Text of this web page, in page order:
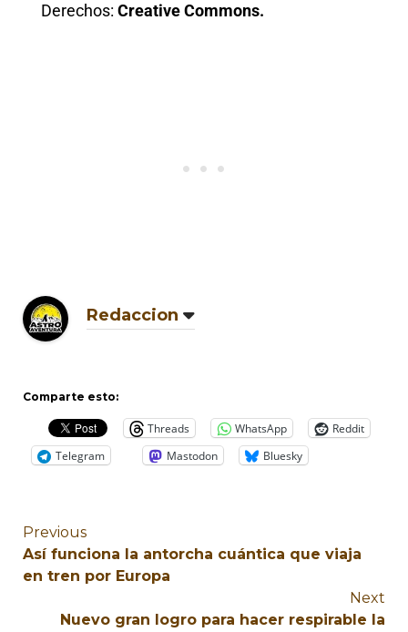
Derechos: Creative Commons.
Redaccion
Comparte esto:
Threads WhatsApp
Reddit
Telegram
Mastodon Bluesky
Previous
Así funciona la antorcha cuántica que viaja
en tren por Europa
Next
Nuevo gran logro para hacer respirable la